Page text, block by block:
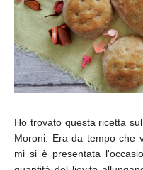
Ho trovato questa ricetta
Moroni. Era da tempo che
mi si è presentata